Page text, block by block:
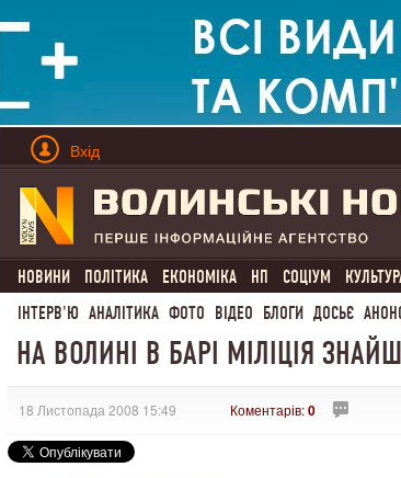
Вхід
НОВИНИ ПОЛІТИКА ЕКОНОМІКА НП СОЦІУМ
ІНТЕРВ'Ю АНАЛІТИКА ФОТО ВІДЕО БЛОГИ ДОСЬЄ
НА ВОЛИНІ В БАРІ МІЛІЦІЯ
18 Листопада 2008 15:49 Коментарів:0